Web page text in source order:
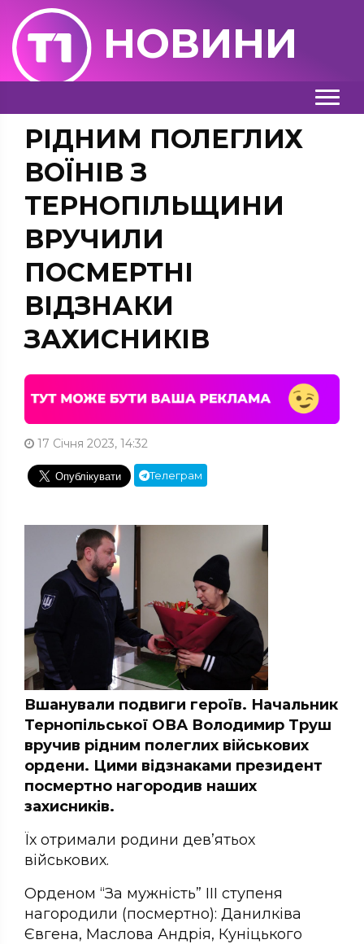
НОВИНИ
РІДНИМ ПОЛЕГЛИХ
ВОЇНІВ З
ТЕРНОПІЛЬЩИНИ
ВРУЧИЛИ
ПОСМЕРТНІ
ВІДЗНАКИ
ЗАХИСНИКІВ
17 Січня 2023, 14:32
Телеграм
Вшанували подвиги героїв. Начальник
Тернопільської ОВА Володимир Труш
вручив рідним полеглих військових
ордени. Цими відзнаками президент
посмертно нагородив наших
захисників.
Їх отримали родини дев’ятьох
військових.
Орденом “За мужність” ІІІ ступеня
нагородили (посмертно): Данилківа
Євгена, Маслова Андрія, Куніцького